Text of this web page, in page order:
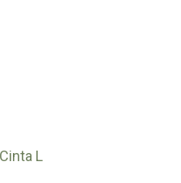
producto